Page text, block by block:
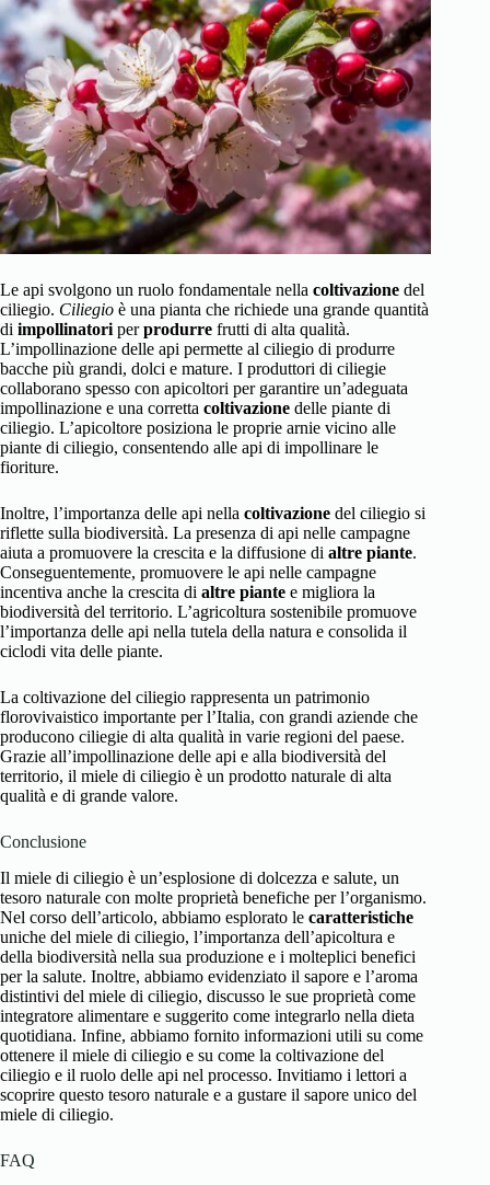
Le api svolgono un ruolo fondamentale nella coltivazione del
ciliegio. Ciliegio è una pianta che richiede una grande quantità
di impollinatori perprodurre frutti di alta qualità.
L’impollinazione delle api permette al ciliegio di produrre
bacche più grandi, dolci e mature. I produttori di ciliegie
collaborano spesso con apicoltori per garantire un’adeguata
impollinazione e una corretta coltivazione delle piante di
ciliegio. L’apicoltore posiziona le proprie arnie vicino alle
piante di ciliegio, consentendo alle api di impollinare le
fioriture.
Inoltre, l’importanza delle api nella coltivazione del ciliegio si
riflette sulla biodiversità. La presenza di api nelle campagne
aiuta a promuovere la crescita e la diffusione di altre piante.
Conseguentemente, promuovere le api nelle campagne
incentiva anche la crescita di altre piante e migliora la
biodiversità del territorio. L’agricoltura sostenibile promuove
l’importanza delle api nella tutela della natura e consolida il
ciclodi vita delle piante.
La coltivazione del ciliegio rappresenta un patrimonio
florovivaistico importante per l’Italia, con grandi aziende che
producono ciliegie di alta qualità in varie regioni del paese.
Grazie all’impollinazione delle api e alla biodiversità del
territorio, il miele di ciliegio è un prodotto naturale di alta
qualità e di grande valore.
Conclusione
Il miele di ciliegio è un’esplosione di dolcezza e salute, un
tesoro naturale con molte proprietà benefiche per l’organismo.
Nel corso dell’articolo, abbiamo esplorato le caratteristiche
uniche del miele di ciliegio, l’importanza dell’apicoltura e
della biodiversità nella sua produzione e i molteplici benefici
per la salute. Inoltre, abbiamo evidenziato il sapore e l’aroma
distintivi del miele di ciliegio, discusso le sue proprietà come
integratore alimentare e suggerito come integrarlo nella dieta
quotidiana. Infine, abbiamo fornito informazioni utili su come
ottenere il miele di ciliegio e su come la coltivazione del
ciliegio e il ruolo delle api nel processo. Invitiamo i lettori a
scoprire questo tesoro naturale e a gustare il sapore unico del
miele di ciliegio.
FAQ